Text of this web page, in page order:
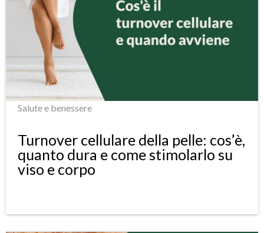
Salute e benessere
Turnover cellulare della pelle: cos’è,
quanto dura e come stimolarlo su
viso e corpo